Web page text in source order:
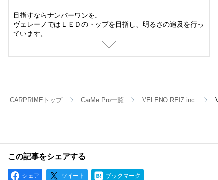
目指すならナンバーワンを。
ヴェレーノではＬＥＤのトップを目指し、明るさの追及を行っ
ています。
ＬＥＤ技術のプロ集団だからこそできる、チップ選びから本体
圧倒的な技術ですべての皆さまに喜んでいただけるNo.1商品を
創り出します。
CARPRIMEトップ CarMe Pro一覧 VELENO REIZ inc.
この記事をシェアする
シェア ツイート ブックマーク